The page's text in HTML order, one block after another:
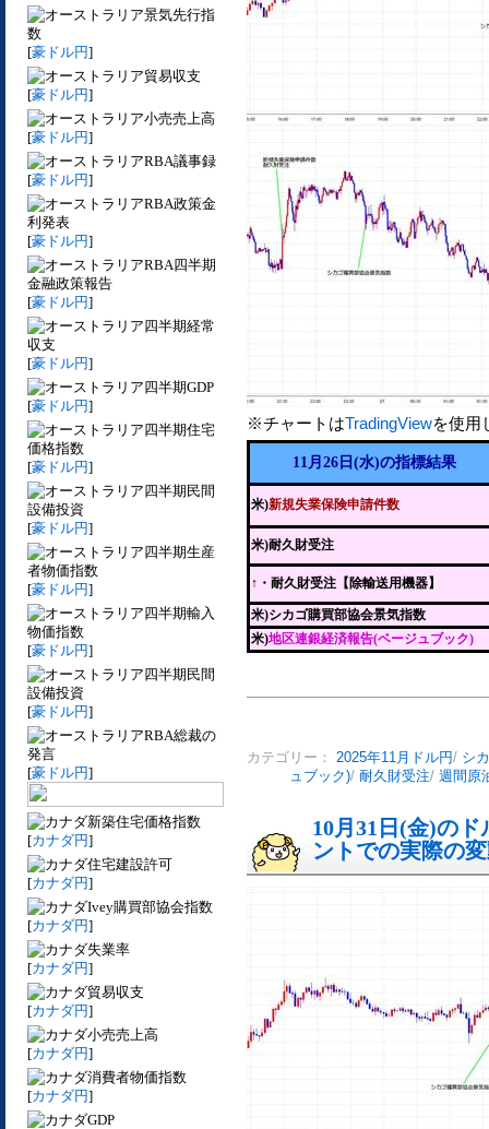
景気先行指
数
[豪ドル円]
貿易収支
[豪ドル円]
小売売上高
[豪ドル円]
RBA議事録
[豪ドル円]
RBA政策金
利発表
[豪ドル円]
RBA四半期
金融政策報告
[豪ドル円]
四半期経常
収支
[豪ドル円]
四半期GDP
[豪ドル円]
四半期住宅
価格指数
[豪ドル円]
四半期民間
設備投資
[豪ドル円]
四半期生産
者物価指数
[豪ドル円]
四半期輸入
物価指数
[豪ドル円]
四半期民間
設備投資
[豪ドル円]
RBA総裁の
発言
[豪ドル円]
新築住宅価格指数
[カナダ円]
住宅建設許可
[カナダ円]
Ivey購買部協会指数
[カナダ円]
失業率
[カナダ円]
貿易収支
[カナダ円]
小売売上高
[カナダ円]
消費者物価指数
[カナダ円]
GDP
※チャートはTradingViewを使用
11月26日(水)の指標結果
米)新規失業保険申請件数
米)耐久財受注
↑ ・耐久財受注【除輸送用機器】
米)シカゴ購買部協会景気指数
米)地区連銀経済報告(ベージュブック)
カテゴリー： 2025年11月ドル円/ シ
ュブック)/ 耐久財受注/ 週間原
10月31日(金)の
ントでの実際の